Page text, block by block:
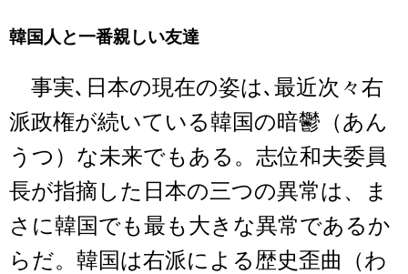
韓国人と一番親しい友達
事実､日本の現在の姿は､最近次々右
派政権が続いている韓国の暗鬱（あん
うつ）な未来でもある。志位和夫委員
長が指摘した日本の三つの異常は、ま
さに韓国でも最も大きな異常であるか
らだ。韓国は右派による歴史歪曲（わ